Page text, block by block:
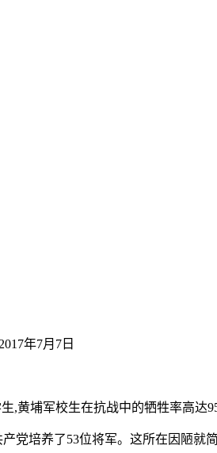
年7月7日
,黄埔军校生在抗战中的牺牲率高达
党培养了53位将军。这所在因陋就